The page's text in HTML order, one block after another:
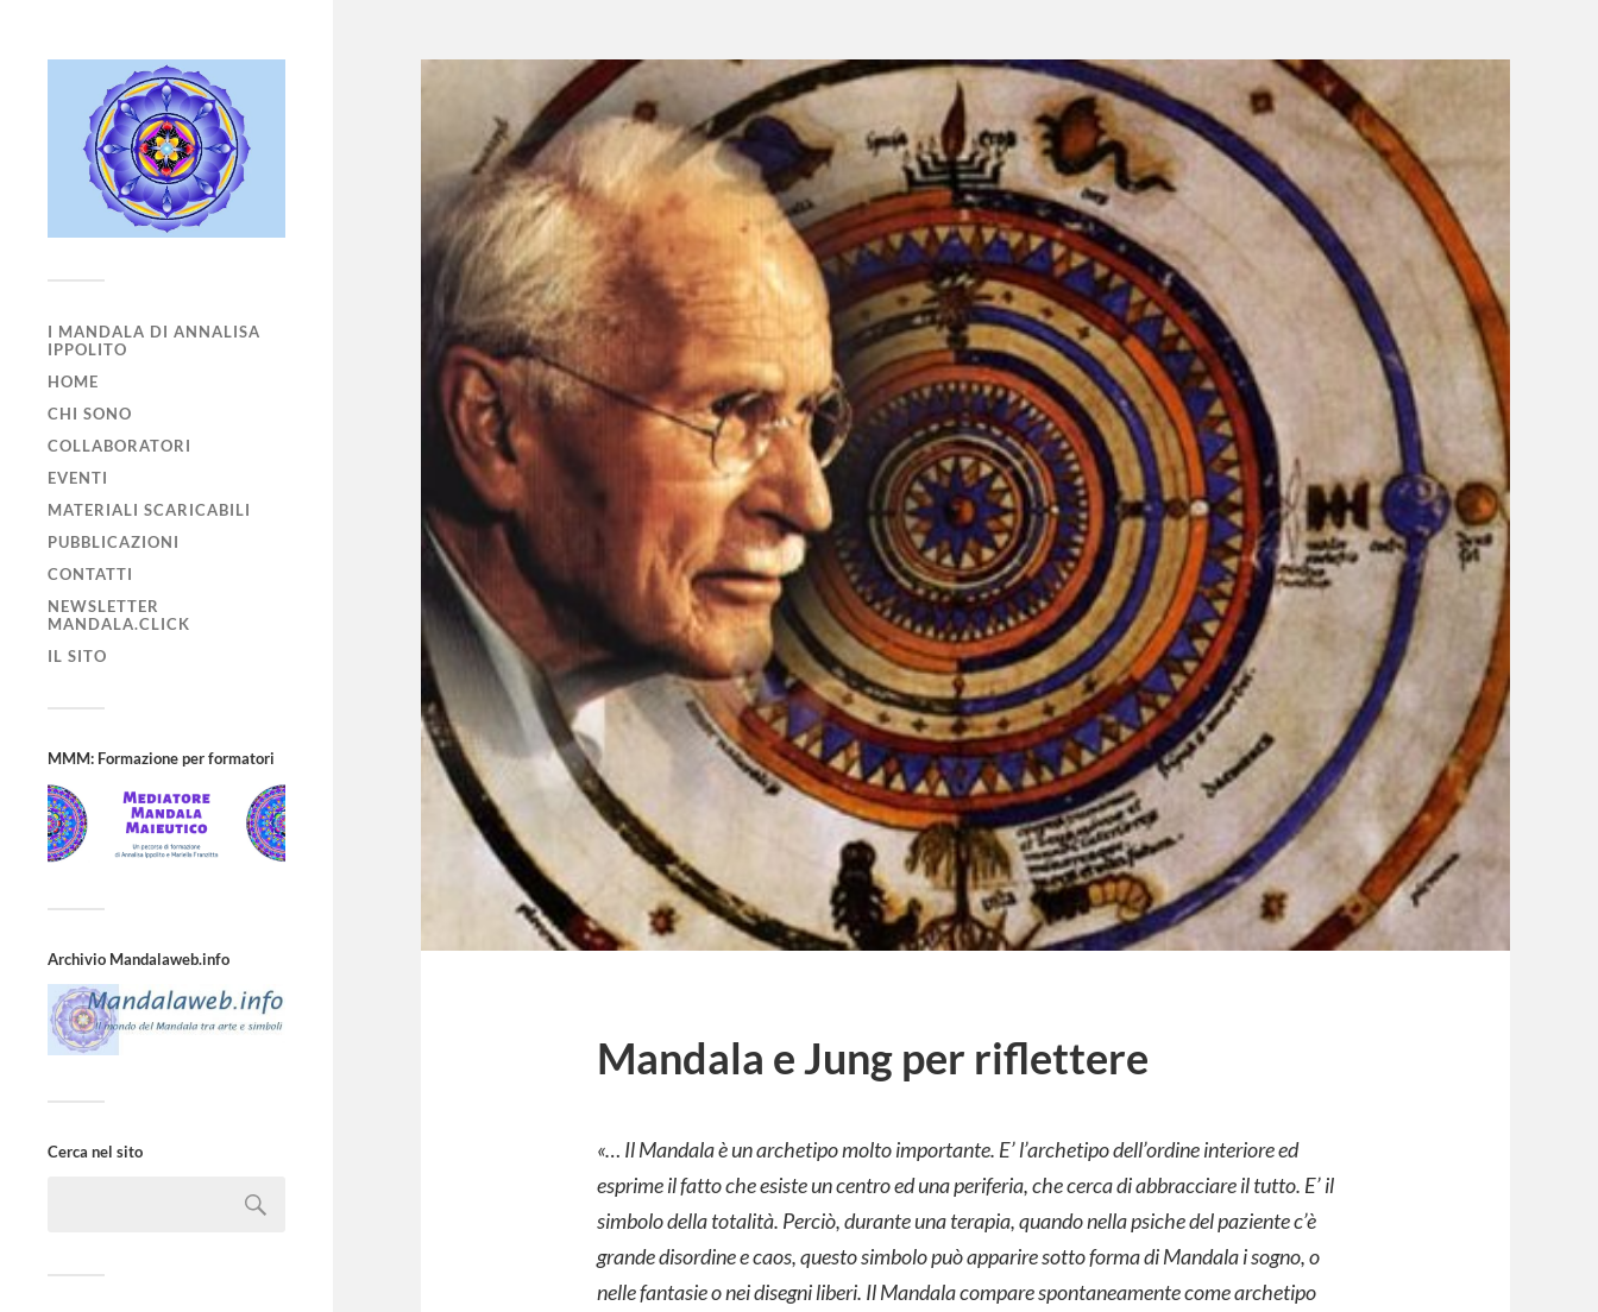
I MANDALA DI ANNALISA
IPPOLITO
HOME
CHI SONO
COLLABORATORI
EVENTI
MATERIALI SCARICABILI
PUBBLICAZIONI
CONTATTI
NEWSLETTER
MANDALA.CLICK
IL SITO
MMM: Formazione per formatori
Archivio Mandalaweb.info
Cerca nel sito
Mandala e Jung per riflettere
«… Il Mandala è un archetipo molto importante. E’ l’archetipo dell’ordine interiore ed
esprime il fatto che esiste un centro ed una periferia, che cerca di abbracciare il tutto. E’ il
simbolo della totalità. Perciò, durante una terapia, quando nella psiche del paziente c’è
grande disordine e caos, questo simbolo può apparire sotto forma di Mandala i sogno, o
nelle fantasie o nei disegni liberi. Il Mandala compare spontaneamente come archetipo